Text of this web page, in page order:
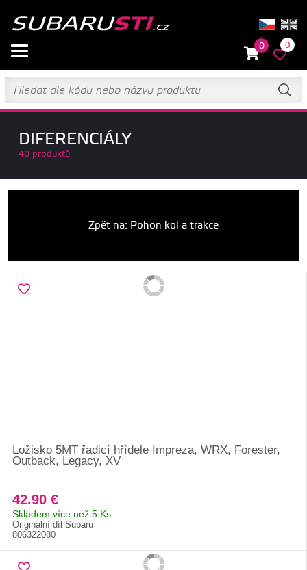
0 0
DIFERENCIÁLY
40 produktů
Zpět na: Pohon kol a trakce
Ložisko 5MT řadicí hřídele Impreza, WRX, Forester,
Outback, Legacy, XV
42.90 €
Skladem více než 5 Ks
Originální díl Subaru
806322080